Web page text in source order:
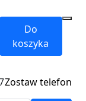
Do
koszyka
Zostaw telefon